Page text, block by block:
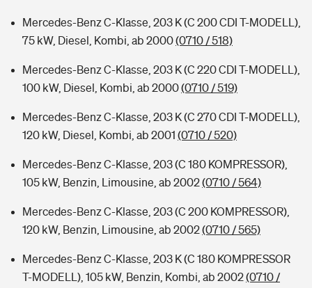
Mercedes-Benz C-Klasse, 203 K (C 200 CDI T-MODELL),
75 kW, Diesel, Kombi, ab 2000(0710 / 518)
Mercedes-Benz C-Klasse, 203 K (C 220 CDI T-MODELL),
100 kW, Diesel, Kombi, ab 2000(0710 / 519)
Mercedes-Benz C-Klasse, 203 K (C 270 CDI T-MODELL),
120 kW, Diesel, Kombi, ab 2001 (0710 / 520)
Mercedes-Benz C-Klasse, 203 (C 180 KOMPRESSOR),
105 kW, Benzin, Limousine, ab 2002(0710 / 564)
Mercedes-Benz C-Klasse, 203 (C 200 KOMPRESSOR),
120 kW, Benzin, Limousine, ab 2002(0710 / 565)
Mercedes-Benz C-Klasse, 203 K (C 180 KOMPRESSOR
T-MODELL), 105 kW, Benzin, Kombi, ab 2002(0710 /